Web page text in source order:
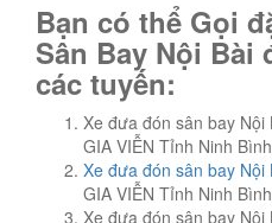
Bạn có thể Gọi
Sân Bay Nội
các tuyến:
Xe đưa đón sân bay Nội
GIA VIỄN Tỉnh Ninh Bình
Xe đưa đón sân bay Nội
GIA VIỄN Tỉnh Ninh Bình
Xe đưa đón sân bay Nội